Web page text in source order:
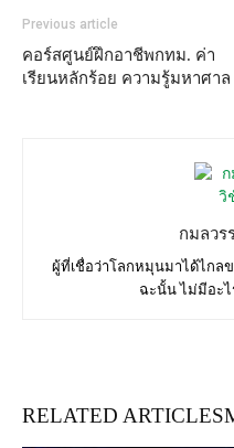
Previous article
คอร์สศูนย์ฝึกอาชีพกทม. ค่า
เรียนหลักร้อย ความรู้มหาศาล
กมลว
ผู้ที่เชื่อว่าโลกหมุนมาได้ไกล
ฉะนั้น ไม่มีอะ
RELATED ARTICLES